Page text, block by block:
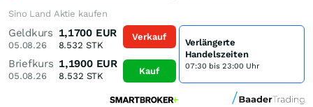
Sino Land Aktie kaufen
Geldkurs
05.08.26
1,1700 EUR
8.532 STK
Briefkurs
05.08.26
1,1900 EUR
8.532 STK
Verkauf
Kauf
Verlängerte
Handelszeiten
07:30 bis 23:00 Uhr